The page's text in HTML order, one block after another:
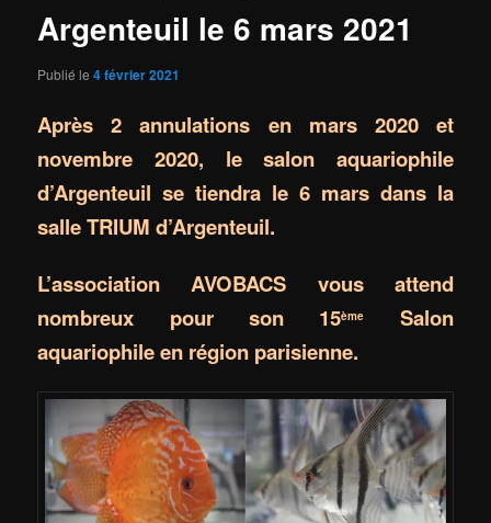
Argenteuil le 6 mars 2021
Publié le4 février 2021
Après 2 annulations en mars 2020 et
novembre 2020, le salon aquariophile
d’Argenteuil se tiendra le 6 mars dans la
salle TRIUM d’Argenteuil.
L’association AVOBACS vous attend
nombreux pour son 15ème
Salon
aquariophile en région parisienne.